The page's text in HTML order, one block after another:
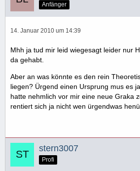
Anfänger
14. Januar 2010 um 14:39
Mhh ja tud mir leid wiegesagt leider nur
da gehabt.
Aber an was könnte es den rein
liegen? Ürgend einen Ursprung mus es
hatte nehmlich vor mir eine neue Graka
rentiert sich ja nicht wen ürgendwas
stern3007
Profi